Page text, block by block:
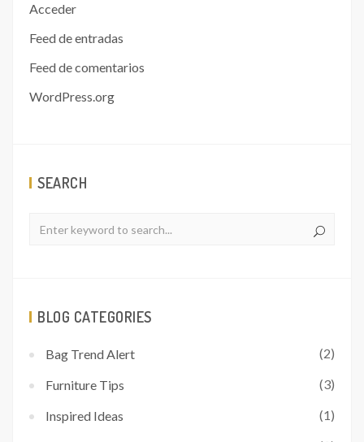
Acceder
Feed de entradas
Feed de comentarios
WordPress.org
SEARCH
BLOG CATEGORIES
Bag Trend Alert (2)
Furniture Tips (3)
Inspired Ideas (1)